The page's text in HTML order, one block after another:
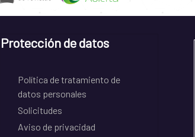
Protección de datos
Política de tratamiento de
datos personales
Solicitudes
Aviso de privacidad